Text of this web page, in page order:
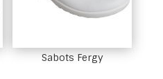
Sabots Fergy